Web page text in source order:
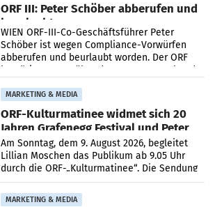
ORF III: Peter Schöber abberufen und
beurlaubt
WIEN ORF-III-Co-Geschäftsführer Peter
Schöber ist wegen Compliance-Vorwürfen
abberufen und beurlaubt worden. Der ORF
bestätigte gegenüber der APA entsprechende
MARKETING & MEDIA
ORF-Kulturmatinee widmet sich 20
Jahren Grafenegg Festival und Peter
Simonischek
Am Sonntag, dem 9. August 2026, begleitet
Lillian Moschen das Publikum ab 9.05 Uhr
durch die ORF-„Kulturmatinee“. Die Sendung
startet mit der Dokumentation „20 Jahre
Grafenegg
MARKETING & MEDIA